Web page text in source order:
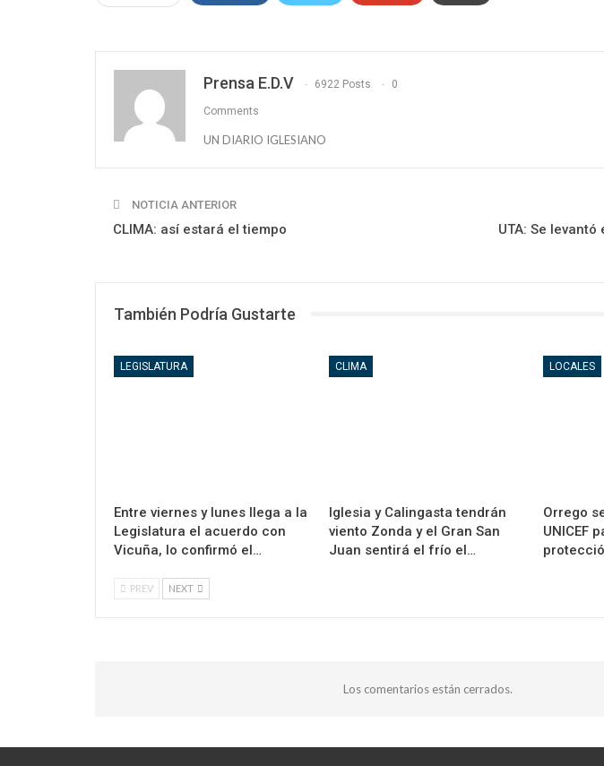
Prensa E.D.V 6922 Posts 0
Comments
UN DIARIO IGLESIANO
NOTICIA ANTERIOR
CLIMA: así estará el tiempo UTA: Se
También Podría Gustarte
LEGISLATURA
Entre viernes y lunes llega a la
Legislatura el acuerdo con
Vicuña, lo confirmó el…
CLIMA
Iglesia y Calingasta tendrán
viento Zonda y el Gran San
Juan sentirá el frío el…
LOCALES
Orrego
UNICEF
PREV NEXT
Los comentarios están cerrados.